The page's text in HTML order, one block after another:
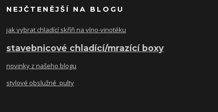
NEJČTENĚJŠÍ NA BLOGU
jak vybrat chladící skříň na víno-vinotéku
stavebnicové chladící/mrazící boxy
novinky z našeho blogu
stylové obslužné pulty